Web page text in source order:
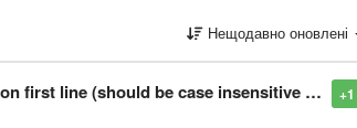
Нещодавно оновлені
+1
line (should be case insensitive for keys)